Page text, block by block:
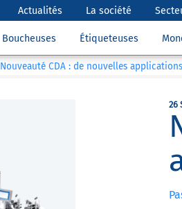
Actualités La société
Boucheuses Étiqueteuses
Nouveauté CDA : de nouvelles
26